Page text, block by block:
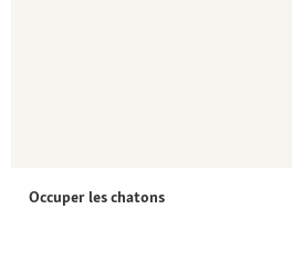
Occuper les chatons